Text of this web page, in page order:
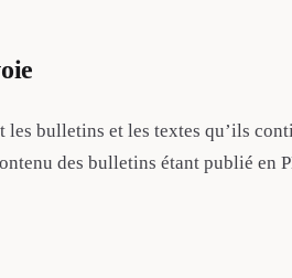
bulletins et les textes qu’ils
des bulletins étant publié en